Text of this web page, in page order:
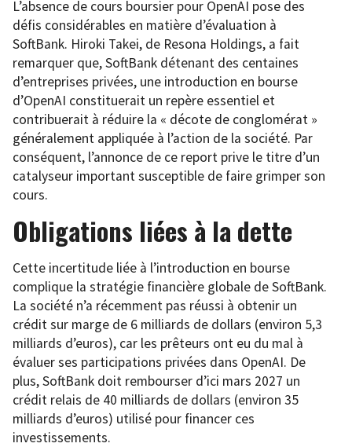
L’absence de cours boursier pour OpenAI pose des
défis considérables en matière d’évaluation à
SoftBank. Hiroki Takei, de Resona Holdings, a fait
remarquer que, SoftBank détenant des centaines
d’entreprises privées, une introduction en bourse
d’OpenAI constituerait un repère essentiel et
contribuerait à réduire la « décote de conglomérat »
généralement appliquée à l’action de la société. Par
conséquent, l’annonce de ce report prive le titre d’un
catalyseur important susceptible de faire grimper son
cours.
Obligations liées à la dette
Cette incertitude liée à l’introduction en bourse
complique la stratégie financière globale de SoftBank.
La société n’a récemment pas réussi à obtenir un
crédit sur marge de 6 milliards de dollars (environ 5,3
milliards d’euros), car les prêteurs ont eu du mal à
évaluer ses participations privées dans OpenAI. De
plus, SoftBank doit rembourser d’ici mars 2027 un
crédit relais de 40 milliards de dollars (environ 35
milliards d’euros) utilisé pour financer ces
investissements.